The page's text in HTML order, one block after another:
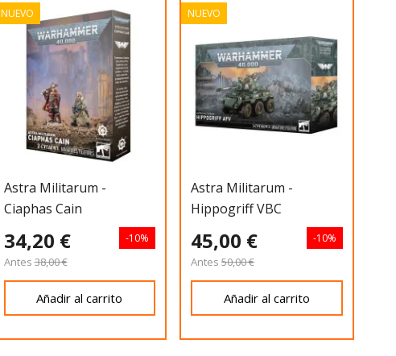
Astra Militarum -
Ciaphas Cain
34,20 €
Antes38,00 €
-10%
Añadir al carrito
NUEVO
Astra Militarum -
Hippogriff VBC
45,00 €
Antes 50,00 €
-10%
Añadir al carrito
NUEVO